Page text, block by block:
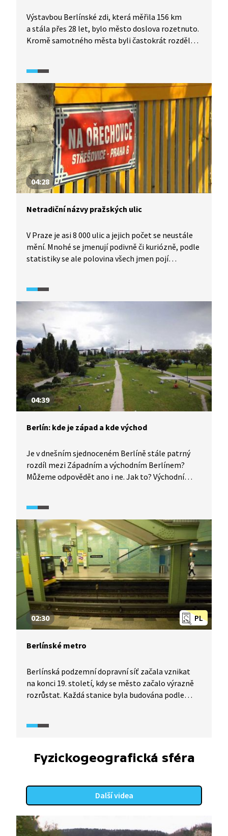
Výstavbou Berlínské zdi, která měřila 156 km
a stála přes 28 let, bylo město doslova rozetnuto.
Kromě samotného města byli častokrát rozděleni
důvodu byla zeď neustále zdokonalována. Dnes
jako připomínka na několika místech Berlínská
zeď stále stojí, jinde je alespoň naznačen její
průběh.
04:28
Netradiční názvy pražských ulic
V Praze je asi 8 000 ulic a jejich počet se neustále
mění. Mnohé se jmenují podivně či kuriózně, podle
statistiky se ale polovina všech jmen pojí
04:39
Berlín: kde je západ a kde východ
Je v dnešním sjednoceném Berlíně stále patrný
rozdíl mezi Západním a východním Berlínem?
Můžeme odpovědět ano i ne. Jak to? Východní
nová zástavba, jsou však už rozdíly mezi východem
a západem velmi malé. Stejně tak mizí i rozdíly
mezi obyvateli obou bývalých částí města.
PL
02:30
Berlínské metro
Berlínská podzemní dopravní síť začala vznikat
na konci 19. století, kdy se město začalo výrazně
rozrůstat. Každá stanice byla budována podle
typických kovových konstrukcí. Podle autora má
v jiných městech nenajdete. A co je na ní
magického?
Fyzickogeografická sféra
Další videa